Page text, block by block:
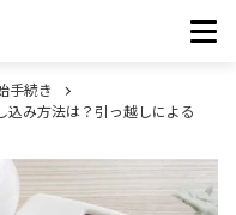
手続き
込み方法は？引っ越しによる